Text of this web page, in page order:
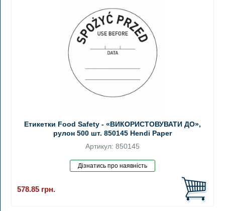
Етикетки Food Safety - «ВИКОРИСТОВУВАТИ ДО»,
рулон 500 шт. 850145 Hendi Paper
Артикул: 850145
578.85 грн.